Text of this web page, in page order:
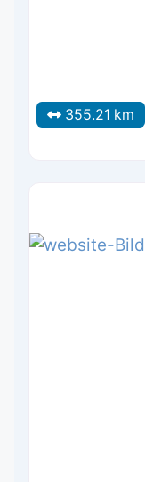
355.21 km